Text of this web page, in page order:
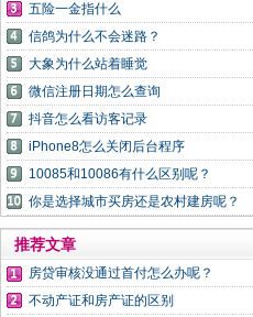
五险一金指什么
信鸽为什么不会迷路？
大象为什么站着睡觉
微信注册日期怎么查询
抖音怎么看访客记录
iPhone8怎么关闭后台程序
10085和10086有什么区别呢？
你是选择城市买房还是农村建房呢？
推荐文章
房贷审核没通过首付怎么办呢？
不动产证和房产证的区别